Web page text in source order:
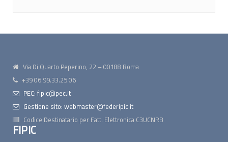
Via Di Quarto Peperino, 22 – 00188 Roma
+39 06.99.33.25.06
PEC: fipic@pec.it
Gestione sito: webmaster@federipic.it
Codice Destinatario per Fatt. Elettronica C3UCNRB
FIPIC